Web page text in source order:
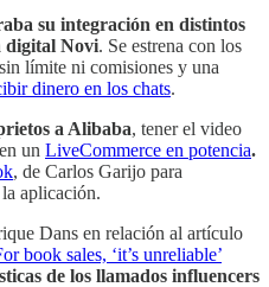
su integración en distintos
digital Novi. Se estrena con los
límite ni comisiones y una
dinero en los chats.
a Alibaba, tener el video
un LiveCommerce en potencia.
, de Carlos Garijo para
aplicación.
Dans en relación al artículo
book sales, ‘it’s unreliable’
de los llamados influencers